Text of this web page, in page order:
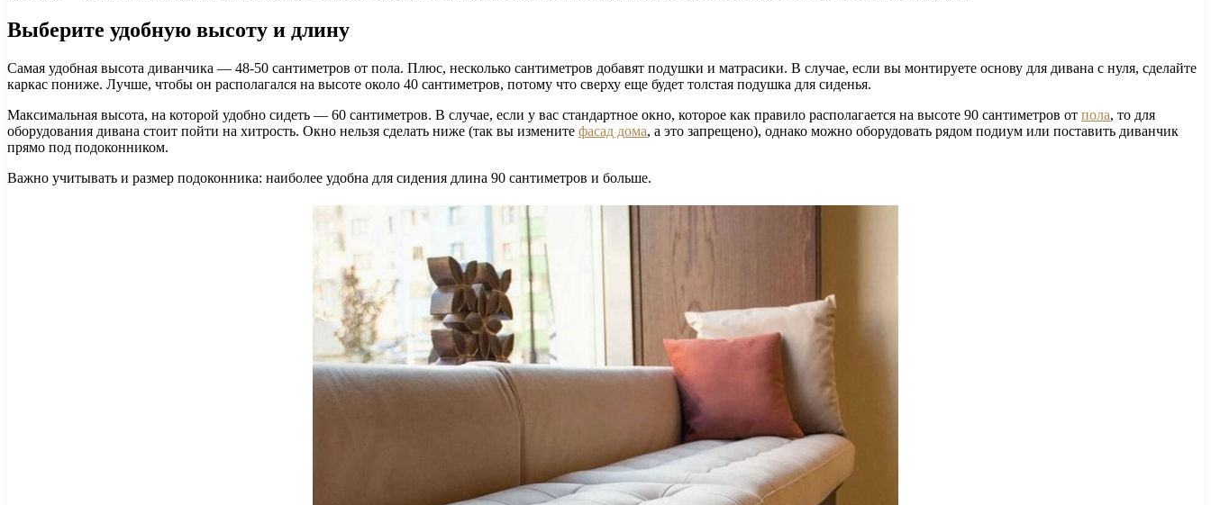
Выберите удобную высоту и длину
Самая удобная высота диванчика — 48-50 сантиметров от пола. Плюс, несколько сантиметров добавят подушки и матрасики. В случае, если вы монтируете основу для дивана с нуля, сделайте
каркас пониже. Лучше, чтобы он располагался на высоте около 40 сантиметров, потому что сверху еще будет толстая подушка для сиденья.
Максимальная высота, на которой удобно сидеть — 60 сантиметров. В случае, если у вас стандартное окно, которое как правило располагается на высоте 90 сантиметров от пола, то для
оборудования дивана стоит пойти на хитрость. Окно нельзя сделать ниже (так вы измените фасад дома, а это запрещено), однако можно оборудовать рядом подиум или поставить диванчик
прямо под подоконником.
Важно учитывать и размер подоконника: наиболее удобна для сидения длина 90 сантиметров и больше.